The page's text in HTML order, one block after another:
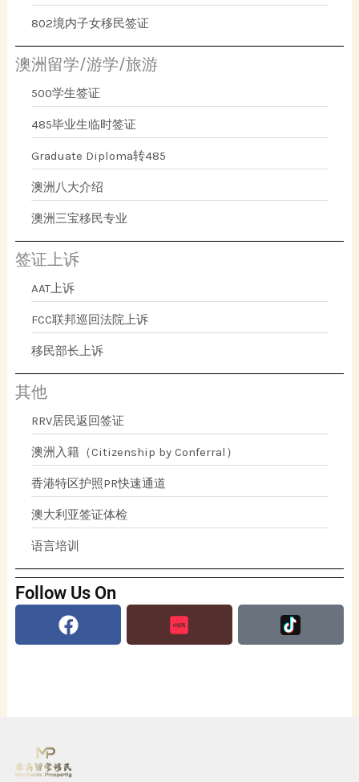
802境内子女移民签证
澳洲留学/游学/旅游
500学生签证
485毕业生临时签证
Graduate Diploma转485
澳洲八大介绍
澳洲三宝移民专业
签证上诉
AAT上诉
FCC联邦巡回法院上诉
移民部长上诉
其他
RRV居民返回签证
澳洲入籍（Citizenship by Conferral）
香港特区护照PR快速通道
澳大利亚签证体检
语言培训
Follow Us On
Facebook